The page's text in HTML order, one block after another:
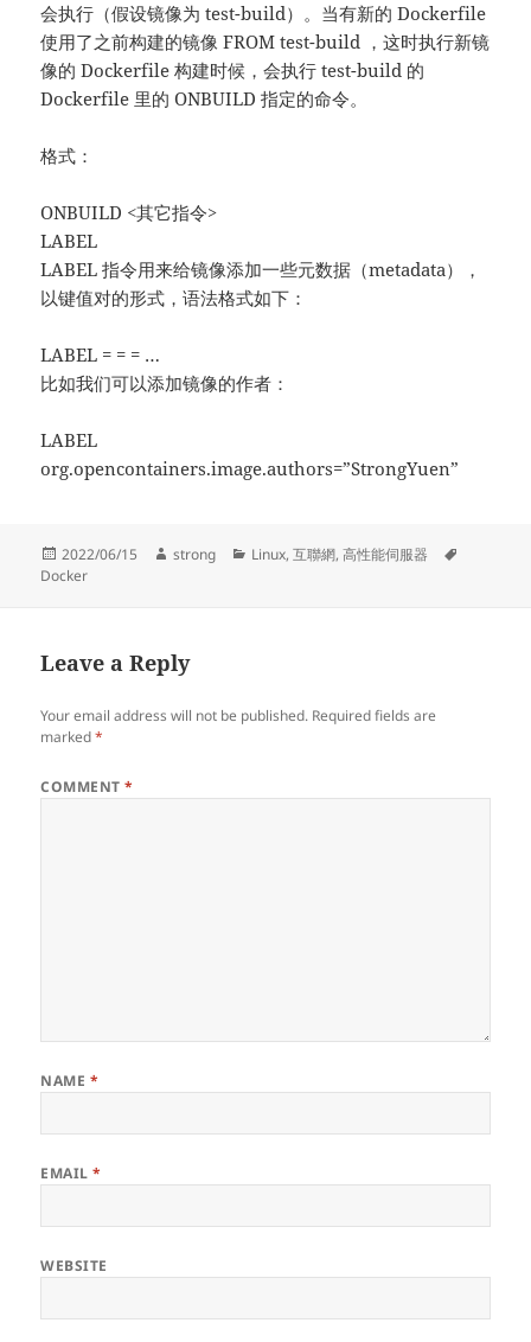
会执行（假设镜像为 test-build）。当有新的 Dockerfile
使用了之前构建的镜像 FROM test-build ，这时执行新镜
像的 Dockerfile 构建时候，会执行 test-build 的
Dockerfile 里的 ONBUILD 指定的命令。
格式：
ONBUILD <其它指令>
LABEL
LABEL 指令用来给镜像添加一些元数据（metadata），
以键值对的形式，语法格式如下：
LABEL = = = …
比如我们可以添加镜像的作者：
LABEL
org.opencontainers.image.authors=”StrongYuen”
Posted
on
2022/06/15 Author
strong Categories
Linux,互聯網,高性能伺服器
Docker
Leave a Reply
Your email address will not be published. Required fields are
marked*
COMMENT*
NAME *
EMAIL*
WEBSITE